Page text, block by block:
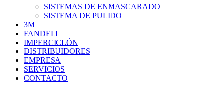
SISTEMAS DE ENMASCARADO
SISTEMA DE PULIDO
3M
FANDELI
IMPERCICLÓN
DISTRIBUIDORES
EMPRESA
SERVICIOS
CONTACTO